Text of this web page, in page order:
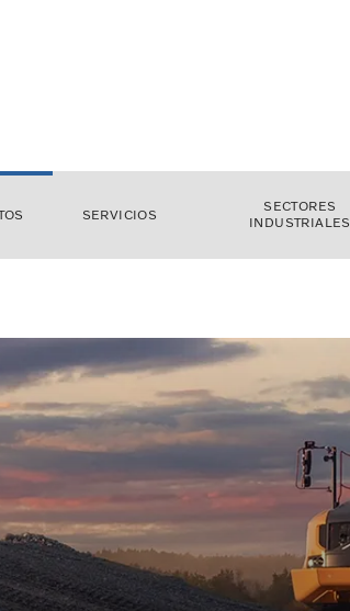
SERVICIOS
SECTORES
INDUSTRIALES